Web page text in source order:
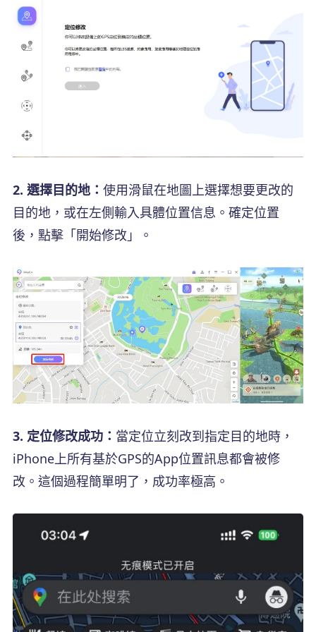
2. 選擇目的地： 使用滑鼠在地圖上選擇想要更改的
目的地，或在左側輸入具體位置信息。確定位置
後，點擊「開始修改」。
3. 定位修改成功： 當定位立刻改到指定目的地時，
iPhone上所有基於GPS的App位置訊息都會被修
改。這個過程簡單明了，成功率極高。